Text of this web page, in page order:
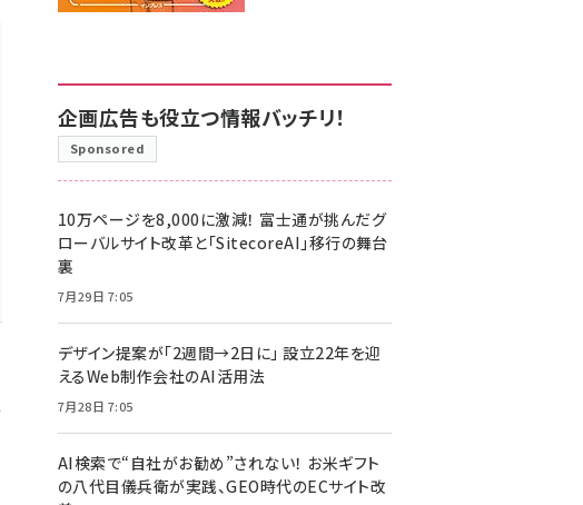
企画広告も役立つ情報バッチリ！
Sponsored
10万ページを8,000に激減！ 富士通が挑んだグ
ローバルサイト改革と「SitecoreAI」移行の舞台
裏
7月29日 7:05
デザイン提案が「2週間→2日に」 設立22年を迎
えるWeb制作会社のAI活用法
7月28日 7:05
AI検索で“自社がお勧め”されない！ お米ギフト
の八代目儀兵衛が実践、GEO時代のECサイト改